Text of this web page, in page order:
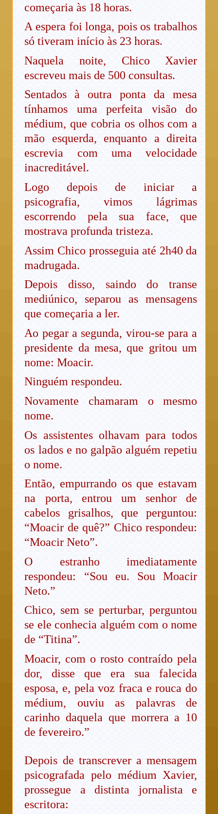
começaria às 18 horas.
A espera foi longa, pois os trabalhos
só tiveram início às 23 horas.
Naquela noite, Chico Xavier
escreveu mais de 500 consultas.
Sentados à outra ponta da mesa
tínhamos uma perfeita visão do
médium, que cobria os olhos com a
mão esquerda, enquanto a direita
escrevia com uma velocidade
inacreditável.
Logo depois de iniciar a
psicografia, vimos lágrimas
escorrendo pela sua face, que
mostrava profunda tristeza.
Assim Chico prosseguia até 2h40 da
madrugada.
Depois disso, saindo do transe
mediúnico, separou as mensagens
que começaria a ler.
Ao pegar a segunda, virou-se para a
presidente da mesa, que gritou um
nome: Moacir.
Ninguém respondeu.
Novamente chamaram o mesmo
nome.
Os assistentes olhavam para todos
os lados e no galpão alguém repetiu
o nome.
Então, empurrando os que estavam
na porta, entrou um senhor de
cabelos grisalhos, que perguntou:
“Moacir de quê?” Chico respondeu:
“Moacir Neto”.
O estranho imediatamente
respondeu: “Sou eu. Sou Moacir
Neto.”
Chico, sem se perturbar, perguntou
se ele conhecia alguém com o nome
de “Titina”.
Moacir, com o rosto contraído pela
dor, disse que era sua falecida
esposa, e, pela voz fraca e rouca do
médium, ouviu as palavras de
carinho daquela que morrera a 10
de fevereiro.”
Depois de transcrever a mensagem
psicografada pelo médium Xavier,
prossegue a distinta jornalista e
escritora: